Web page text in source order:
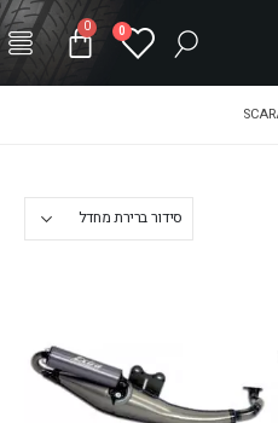
0
0